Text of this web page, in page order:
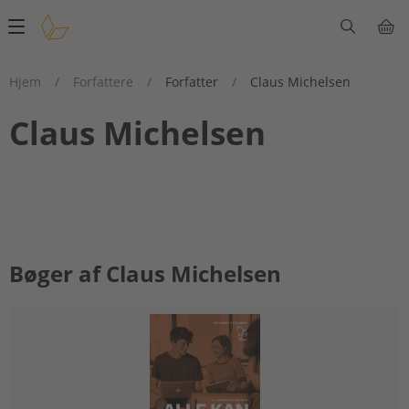
Main
Hjem
/ Forfattere / Forfatter / Claus Michelsen
Claus Michelsen
Bøger af Claus Michelsen